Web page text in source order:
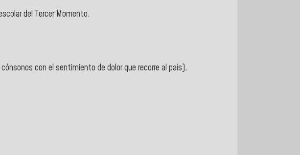
del Tercer Momento.
con el sentimiento de dolor que recorre al país).